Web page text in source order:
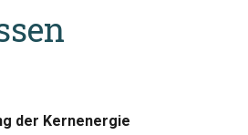
der Kernenergie